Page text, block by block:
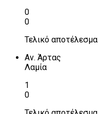
0
0
Τελικό αποτέλεσμα
Αν. Άρτας
Λαμία
1
0